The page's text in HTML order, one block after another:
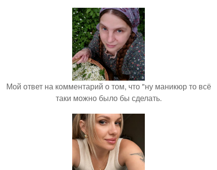
Мой ответ на комментарий о том, что "ну маникюр то всё
таки можно было бы сделать.